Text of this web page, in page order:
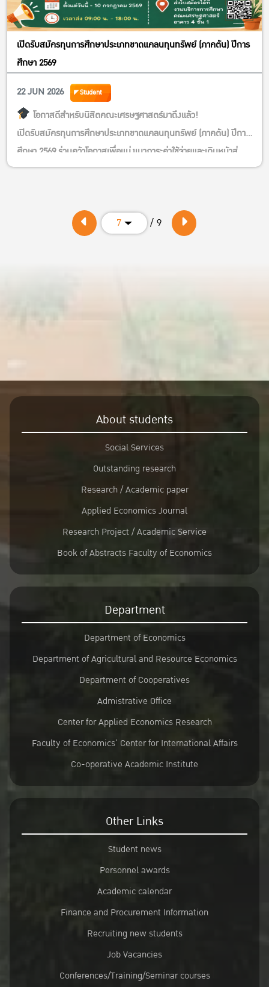
(ประกาศวันสัมภาษณ์ให้ทราบภายหลัง)
#ทุนช่วยงาน #เศรษฐศาสตร์ #มหาวิทยาลัยเกษตรศาสตร์
เปิดรับสมัครทุนการศึกษาประเภทขาดแคลนทุนทรัพย์ (ภาคต้น) ปีการ
ศึกษา 2569
22 JUN 2026
Student
โอกาสดีสำหรับนิสิตคณะเศรษฐศาสตร์มาถึงแล้ว!
เปิดรับสมัครทุนการศึกษาประเภทขาดแคลนทุนทรัพย์ (ภาคต้น) ปีการ
ศึกษา 2569 ร่วมคว้าโอกาสเพื่อแบ่งเบาภาระค่าใช้จ่ายและเดินหน้าสู่
ความสำเร็จไปด้วยกัน
เวลาส่ง 09.00 น. – 18.00 น.
7 / 9
About students
Social Services
Outstanding research
Research / Academic paper
Applied Economics Journal
Research Project / Academic Service
Book of Abstracts Faculty of Economics
Department
Department of Economics
Department of Agricultural and Resource Economics
Department of Cooperatives
Admistrative Office
Center for Applied Economics Research
Faculty of Economics’ Center for International Affairs
Co-operative Academic Institute
Other Links
Student news
Personnel awards
Academic calendar
Finance and Procurement Information
Recruiting new students
Job Vacancies
Conferences/Training/Seminar courses